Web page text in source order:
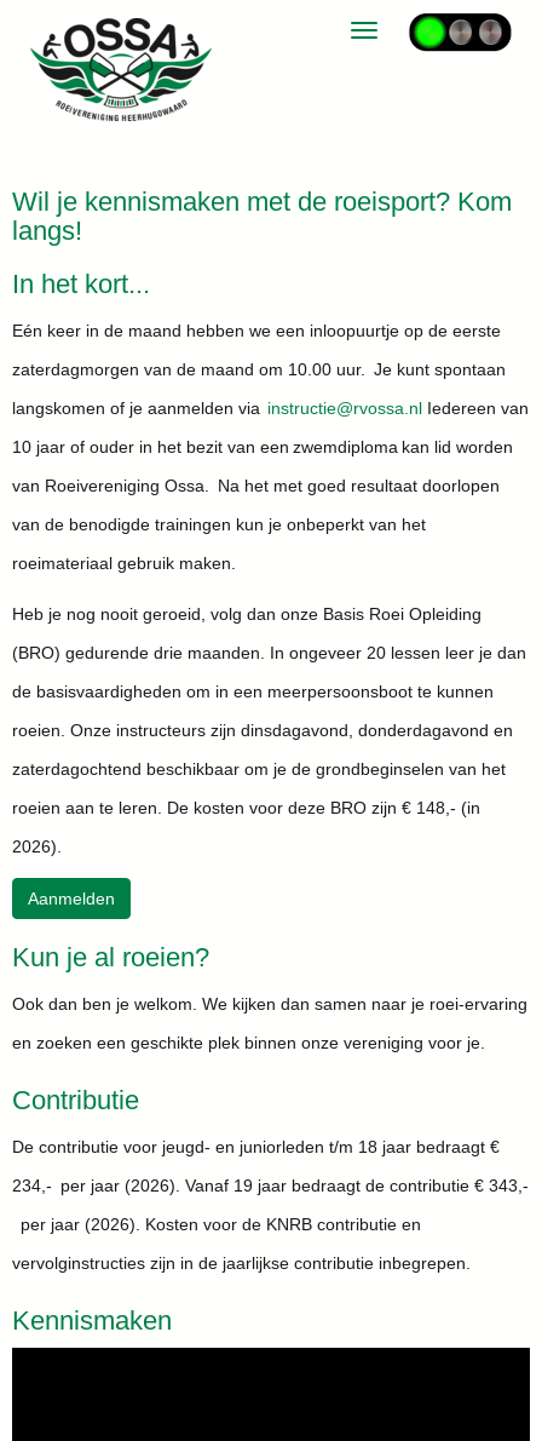
Toggle navigation
Wil je kennismaken met de roeisport? Kom
langs!
In het kort...
Eén keer in de maand hebben we een inloopuurtje op de eerste
zaterdagmorgen van de maand om 10.00 uur. Je kunt spontaan
langskomen of je aanmelden via eitcurtsni@rvossa.nl Iedereen van
10 jaar of ouder in het bezit van een zwemdiploma kan lid worden
van Roeivereniging Ossa. Na het met goed resultaat doorlopen
van de benodigde trainingen kun je onbeperkt van het
roeimateriaal gebruik maken.
Heb je nog nooit geroeid, volg dan onze Basis Roei Opleiding
(BRO) gedurende drie maanden. In ongeveer 20 lessen leer je dan
de basisvaardigheden om in een meerpersoonsboot te kunnen
roeien. Onze instructeurs zijn dinsdagavond, donderdagavond en
zaterdagochtend beschikbaar om je de grondbeginselen van het
roeien aan te leren. De kosten voor deze BRO zijn € 148,- (in
2026).
Aanmelden
Kun je al roeien?
Ook dan ben je welkom. We kijken dan samen naar je roei-ervaring
en zoeken een geschikte plek binnen onze vereniging voor je.
Contributie
De contributie voor jeugd- en juniorleden t/m 18 jaar bedraagt €
234,- per jaar (2026). Vanaf 19 jaar bedraagt de contributie € 343,-
per jaar (2026). Kosten voor de KNRB contributie en
vervolginstructies zijn in de jaarlijkse contributie inbegrepen.
Kennismaken